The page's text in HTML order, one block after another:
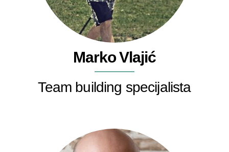
Marko Vlajić
Team building specijalista